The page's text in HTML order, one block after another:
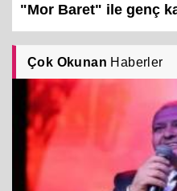
"Mor Baret" ile genç
Çok Okunan Haberler